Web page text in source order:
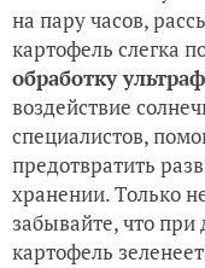
на пару часов,
картофель слегка
обработку
воздействие
специалистов,
предотвратить
хранении. Только
забывайте, что
картофель